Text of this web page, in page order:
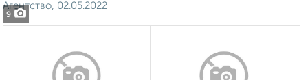
9
Агентство, 02.05.2022